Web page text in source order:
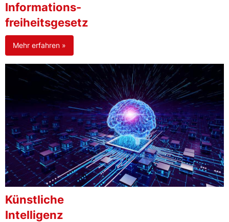
Informations-
freiheitsgesetz
Mehr erfahren »
Künstliche
Intelligenz